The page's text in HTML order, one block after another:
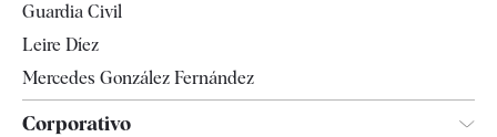
Guardia Civil
Leire Díez
Mercedes González Fernández
Corporativo